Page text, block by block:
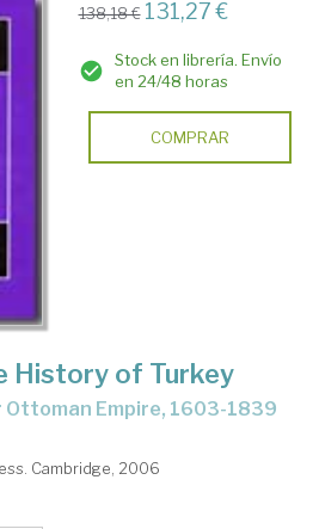
138,18 € 131,27 €
Stock en librería. Envío
en 24/48 horas
COMPRAR
History of Turkey
Ottoman Empire, 1603-1839
Cambridge, 2006